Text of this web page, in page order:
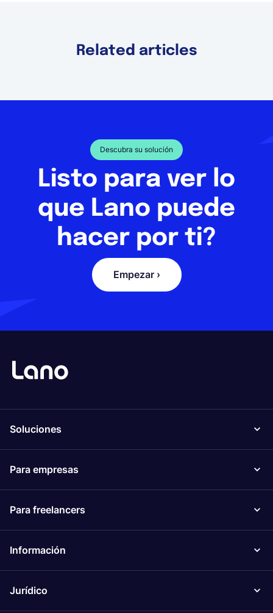
Related articles
Descubra su solución
Listo para ver lo
que Lano puede
hacer por ti?
Empezar ›
Soluciones
Para empresas
Para freelancers
Información
Jurídico